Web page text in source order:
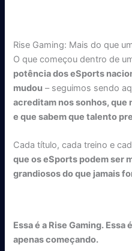
Rise Gaming: Mais do que
O que começou dentro de
potência dos eSports
mudou – seguimos sendo
acreditam nos sonhos, que
e que sabem que talento
Cada título, cada treino e
que os eSports podem ser
grandiosos do que jamais
Essa é a Rise Gaming. Essa
apenas começando.